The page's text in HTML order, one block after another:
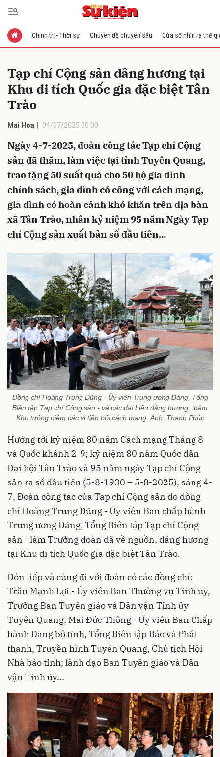
Chính trị - Thời sự Chuyên đề chuyên sâu Cửa sổ nhìn ra thế
Tạp chí Cộng sản dâng hương tại
Khu di tích Quốc gia đặc biệt Tân
Trào
Mai Hoa 04/07/2025 00:00
Ngày 4-7-2025, đoàn công tác Tạp chí Cộng
sản đã thăm, làm việc tại tỉnh Tuyên Quang,
trao tặng 50 suất quà cho 50 hộ gia đình
chính sách, gia đình có công với cách mạng,
gia đình có hoàn cảnh khó khăn trên địa bàn
xã Tân Trào, nhân kỷ niệm 95 năm Ngày Tạp
chí Cộng sản xuất bản số đầu tiên...
Đồng chí Hoàng Trung Dũng - Ủy viên Trung ương Đảng, Tổng
Biên tập Tạp chí Cộng sản - và các đại biểu dâng hương, thăm
Khu tưởng niệm các vị tiền bối cách mạng_Ảnh: Thanh Phúc
Hướng tới kỷ niệm 80 năm Cách mạng Tháng 8
và Quốc khánh 2-9; kỷ niệm 80 năm Quốc dân
Đại hội Tân Trào và 95 năm ngày Tạp chí Cộng
sản ra số đầu tiên (5-8-1930 – 5-8-2025), sáng 4-
7, Đoàn công tác của Tạp chí Cộng sản do đồng
chí Hoàng Trung Dũng - Ủy viên Ban chấp hành
Trung ương Đảng, Tổng Biên tập Tạp chí Cộng
sản - làm Trưởng đoàn đã về nguồn, dâng hương
tại Khu di tích Quốc gia đặc biệt Tân Trào.
Đón tiếp và cùng đi với đoàn có các đồng chí:
Trần Mạnh Lợi - Ủy viên Ban Thường vụ Tỉnh ủy,
Trưởng Ban Tuyên giáo và Dân vận Tỉnh ủy
Tuyên Quang; Mai Đức Thông - Ủy viên Ban Chấp
hành Đảng bộ tỉnh, Tổng Biên tập Báo và Phát
thanh, Truyền hình Tuyên Quang, Chủ tịch Hội
Nhà báo tỉnh; lãnh đạo Ban Tuyên giáo và Dân
vận Tỉnh ủy...
Gửi bình luận
Hủy Gửi